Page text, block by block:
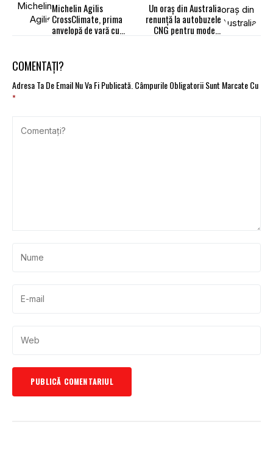
Michelin Agilis
CrossClimate, prima
anvelopă de vară cu
Un oraș din Australia
renunță la autobuzele
CNG pentru modele
COMENTAȚI?
Adresa Ta De Email Nu Va Fi Publicată. Câmpurile Obligatorii Sunt Marcate Cu
*